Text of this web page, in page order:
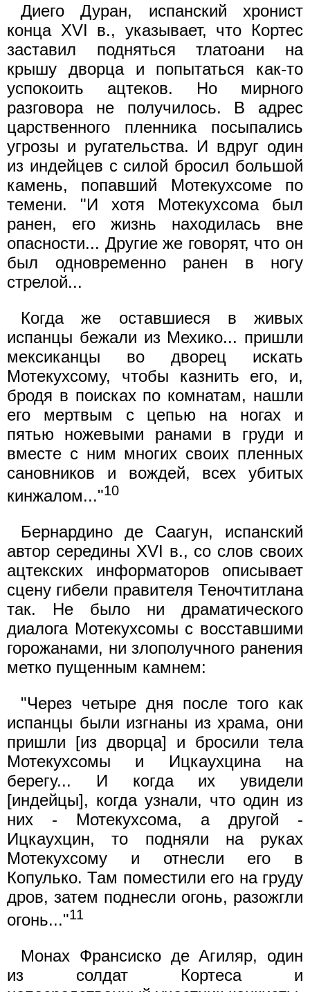
Диего Дуран, испанский хронист
конца XVI в., указывает, что Кортес
заставил подняться тлатоани на
крышу дворца и попытаться как-то
успокоить ацтеков. Но мирного
разговора не получилось. В адрес
царственного пленника посыпались
угрозы и ругательства. И вдруг один
из индейцев с силой бросил большой
камень, попавший Мотекухсоме по
темени. "И хотя Мотекухсома был
ранен, его жизнь находилась вне
опасности... Другие же говорят, что он
был одновременно ранен в ногу
стрелой...
Когда же оставшиеся в живых
испанцы бежали из Мехико... пришли
мексиканцы во дворец искать
Мотекухсому, чтобы казнить его, и,
бродя в поисках по комнатам, нашли
его мертвым с цепью на ногах и
пятью ножевыми ранами в груди и
вместе с ним многих своих пленных
сановников и вождей, всех убитых
кинжалом..."10
Бернардино де Саагун, испанский
автор середины XVI в., со слов своих
ацтекских информаторов описывает
сцену гибели правителя Теночтитлана
так. Не было ни драматического
диалога Мотекухсомы с восставшими
горожанами, ни злополучного ранения
метко пущенным камнем:
"Через четыре дня после того как
испанцы были изгнаны из храма, они
пришли [из дворца] и бросили тела
Мотекухсомы и Ицкаухцина на
берегу... И когда их увидели
[индейцы], когда узнали, что один из
них - Мотекухсома, а другой -
Ицкаухцин, то подняли на руках
Мотекухсому и отнесли его в
Копулько. Там поместили его на груду
дров, затем поднесли огонь, разожгли
огонь..."11
Монах Франсиско де Агиляр, один
из солдат Кортеса и